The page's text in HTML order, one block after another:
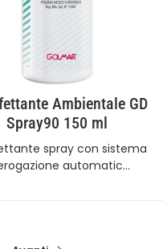
Ambientale GD
Spray90 150 ml
spray con sistema
automatic…